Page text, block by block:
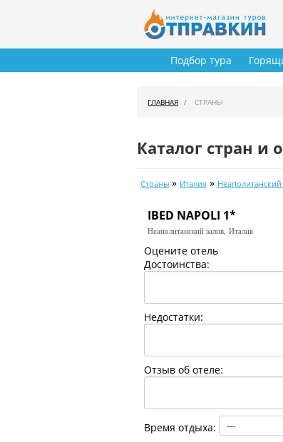
Подбор тура
ГЛАВНАЯ СТРАНЫ
Каталог стран и
Страны » Италия » Неаполитанский
IBED NAPOLI 1*
Неаполитанский залив, Италия
Оцените отель
Достоинства:
Недостатки:
Отзыв об отеле:
Время отдыха: